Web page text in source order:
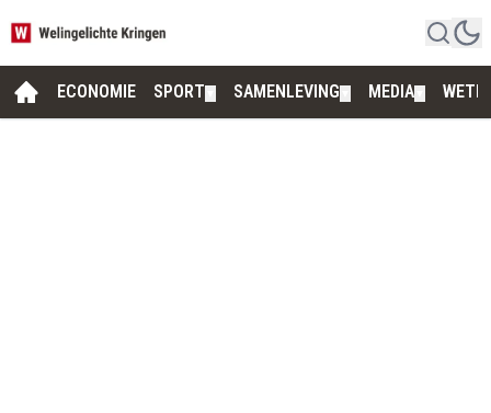
ECONOMIE SPORT SAMENLEVING MEDIA